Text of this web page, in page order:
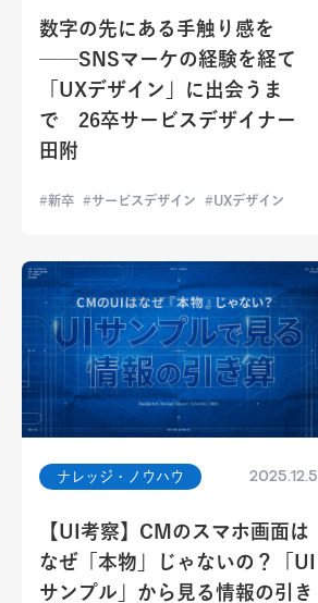
数字の先にある手触り感を
──SNSマーケの経験を経て
「UXデザイン」に出会うま
で 26卒サービスデザイナー
田附
新卒 サービスデザイン UXデザイン
ナレッジ・ノウハウ 2025.12.5
【UI考察】CMのスマホ画面は
なぜ「本物」じゃないの？「UI
サンプル」から見る情報の引き